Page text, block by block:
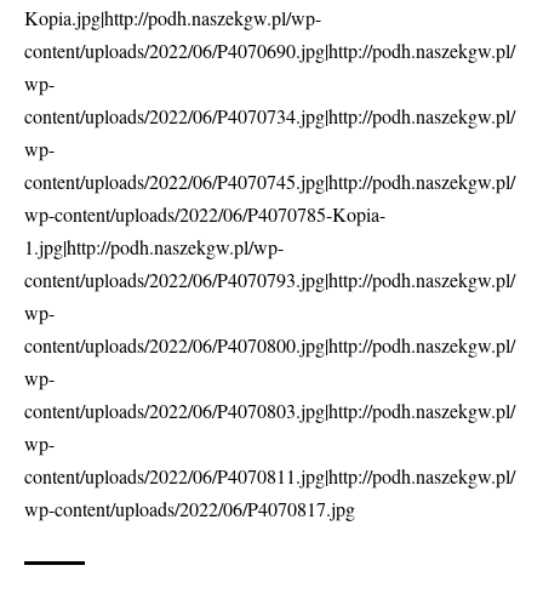
Kopia.jpg|http://podh.naszekgw.pl/wp-
content/uploads/2022/06/P4070690.jpg|http://podh.naszekgw.pl/
wp-
content/uploads/2022/06/P4070734.jpg|http://podh.naszekgw.pl/
wp-
content/uploads/2022/06/P4070745.jpg|http://podh.naszekgw.pl/
wp-content/uploads/2022/06/P4070785-Kopia-
1.jpg|http://podh.naszekgw.pl/wp-
content/uploads/2022/06/P4070793.jpg|http://podh.naszekgw.pl/
wp-
content/uploads/2022/06/P4070800.jpg|http://podh.naszekgw.pl/
wp-
content/uploads/2022/06/P4070803.jpg|http://podh.naszekgw.pl/
wp-
content/uploads/2022/06/P4070811.jpg|http://podh.naszekgw.pl/
wp-content/uploads/2022/06/P4070817.jpg